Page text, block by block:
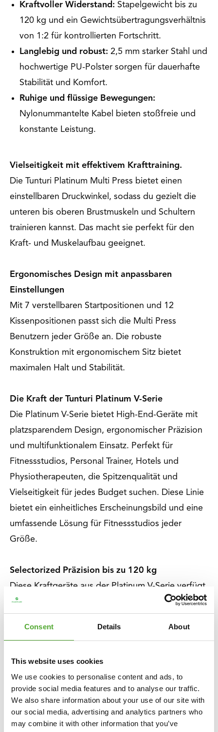
Consent Details About
This website uses cookies
We use cookies to personalise content and ads, to
provide social media features and to analyse our traffic.
We also share information about your use of our site with
our social media, advertising and analytics partners who
may combine it with other information that you’ve
Kraftvoller Widerstand: Stapelgewicht bis zu
120 kg und ein Gewichtsübertragungsverhältnis
von 1:2 für kontrollierten Fortschritt.
Langlebig und robust: 2,5 mm starker Stahl und
hochwertige PU-Polster sorgen für dauerhafte
Stabilität und Komfort.
Ruhige und flüssige Bewegungen:
Nylonummantelte Kabel bieten stoßfreie und
konstante Leistung.
Vielseitigkeit mit effektivem Krafttraining.
Die Tunturi Platinum Multi Press bietet einen
einstellbaren Druckwinkel, sodass du gezielt die
unteren bis oberen Brustmuskeln und Schultern
trainieren kannst. Das macht sie perfekt für den
Kraft- und Muskelaufbau geeignet.
Ergonomisches Design mit anpassbaren
Einstellungen
Mit 7 verstellbaren Startpositionen und 12
Kissenpositionen passt sich die Multi Press
Benutzern jeder Größe an. Die robuste
Konstruktion mit ergonomischem Sitz bietet
maximalen Halt und Stabilität.
Die Kraft der Tunturi Platinum V-Serie
Die Platinum V-Serie bietet High-End-Geräte mit
platzsparendem Design, ergonomischer Präzision
und multifunktionalem Einsatz. Perfekt für
Fitnessstudios, Personal Trainer, Hotels und
Physiotherapeuten, die Spitzenqualität und
Vielseitigkeit für jedes Budget suchen. Diese Linie
bietet ein einheitliches Erscheinungsbild und eine
umfassende Lösung für Fitnessstudios jeder
Größe.
Selectorized Präzision bis zu 120 kg
Diese Kraftgeräte aus der Platinum V-Serie verfügt
über einen beeindruckenden Gewichtsstapel von
mit dem Krafttraining beginnen oder bereits
Erfahrung haben.
Über Tunturi
Feel better every day. Das ist das Motto von